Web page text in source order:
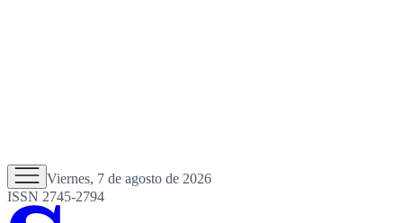
Viernes, 7 de agosto de 2026
ISSN 2745-2794